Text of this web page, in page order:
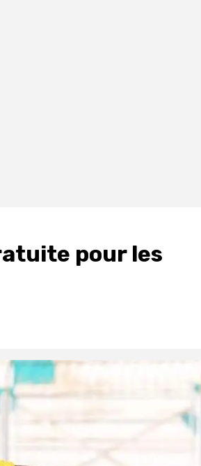
pour les